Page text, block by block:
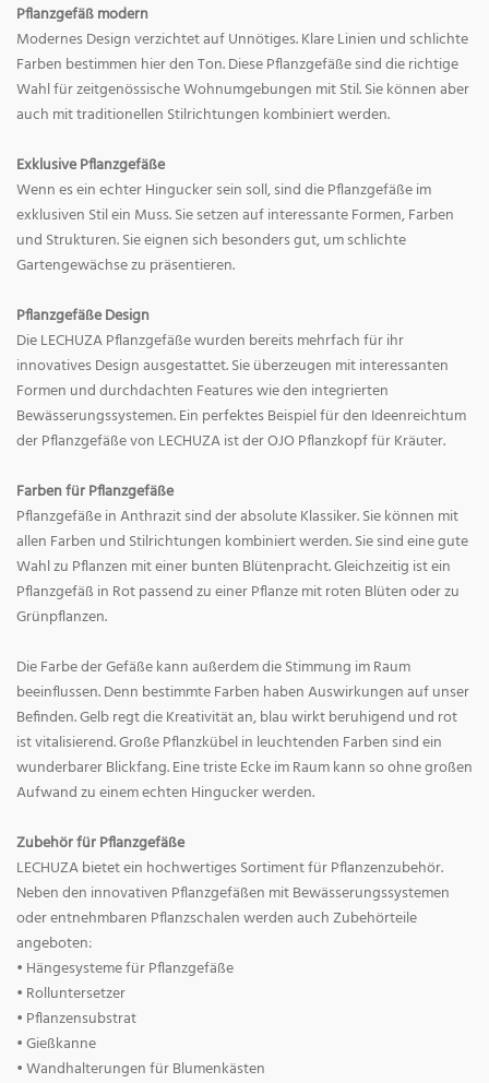
Pflanzgefäß modern
Modernes Design verzichtet auf Unnötiges. Klare Linien und schlichte
Farben bestimmen hier den Ton. Diese Pflanzgefäße sind die richtige
Wahl für zeitgenössische Wohnumgebungen mit Stil. Sie können aber
auch mit traditionellen Stilrichtungen kombiniert werden.
Exklusive Pflanzgefäße
Wenn es ein echter Hingucker sein soll, sind die Pflanzgefäße im
exklusiven Stil ein Muss. Sie setzen auf interessante Formen, Farben
und Strukturen. Sie eignen sich besonders gut, um schlichte
Gartengewächse zu präsentieren.
Pflanzgefäße Design
Die LECHUZA Pflanzgefäße wurden bereits mehrfach für ihr
innovatives Design ausgestattet. Sie überzeugen mit interessanten
Formen und durchdachten Features wie den integrierten
Bewässerungssystemen. Ein perfektes Beispiel für den Ideenreichtum
der Pflanzgefäße von LECHUZA ist der OJO Pflanzkopf für Kräuter.
Farben für Pflanzgefäße
Pflanzgefäße in Anthrazit sind der absolute Klassiker. Sie können mit
allen Farben und Stilrichtungen kombiniert werden. Sie sind eine gute
Wahl zu Pflanzen mit einer bunten Blütenpracht. Gleichzeitig ist ein
Pflanzgefäß in Rot passend zu einer Pflanze mit roten Blüten oder zu
Grünpflanzen.
Die Farbe der Gefäße kann außerdem die Stimmung im Raum
beeinflussen. Denn bestimmte Farben haben Auswirkungen auf unser
Befinden. Gelb regt die Kreativität an, blau wirkt beruhigend und rot
ist vitalisierend. Große Pflanzkübel in leuchtenden Farben sind ein
wunderbarer Blickfang. Eine triste Ecke im Raum kann so ohne großen
Aufwand zu einem echten Hingucker werden.
Zubehör für Pflanzgefäße
LECHUZA bietet ein hochwertiges Sortiment für Pflanzenzubehör.
Neben den innovativen Pflanzgefäßen mit Bewässerungssystemen
oder entnehmbaren Pflanzschalen werden auch Zubehörteile
angeboten:
• Hängesysteme für Pflanzgefäße
• Rolluntersetzer
• Pflanzensubstrat
• Gießkanne
• Wandhalterungen für Blumenkästen